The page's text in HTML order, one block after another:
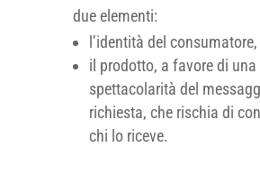
due elementi:
l’identità del consumatore,
il prodotto, a favore di una
spettacolarità del
richiesta, che rischia di
chi lo riceve.